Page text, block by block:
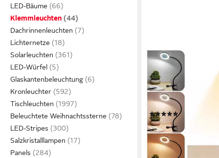
LED-Bäume
Klemmleuchten
Dachrinnenleuchten
Lichternetze
Solarleuchten
LED-Würfel
Glaskantenbeleuchtung
Kronleuchter
Tischleuchten
Beleuchtete Weihnachtssterne
LED-Stripes
Salzkristalllampen
Panels
VIVIHEYDAY
Klemmleuchte LED
Klemmleuchte
dimmbar, für
Büro Schreibtisch,
Schwanenhals, USB
(1)
28,99 €
-13%
lieferbar in 2 Wochen